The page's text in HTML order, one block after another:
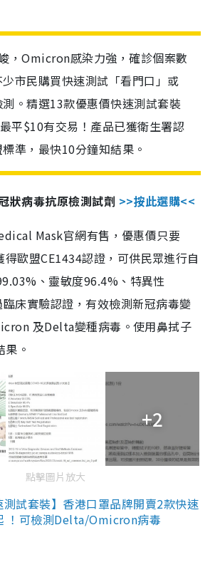
，Omicron感染力強，確診個案數
市民購買快速測試「看門口」或
。精選13款優惠價快速測試套裝
平$10有交易！產品已獲衛生署認
準，最快10分鐘知結果。
狀病毒抗原檢測試劑 >>按此選購<<
Mask官網有售，優惠價只要
歐盟CE1434認證，可供民眾進行自
、靈敏度96.4%、特異性
床實驗認證，有效檢測新冠病毒變
及Delta變種病毒。使用鼻拭子
。
+2
點擊圖片放大
試套裝】香港口罩品牌開賣2款快速
！可檢測Delta/Omicron病毒